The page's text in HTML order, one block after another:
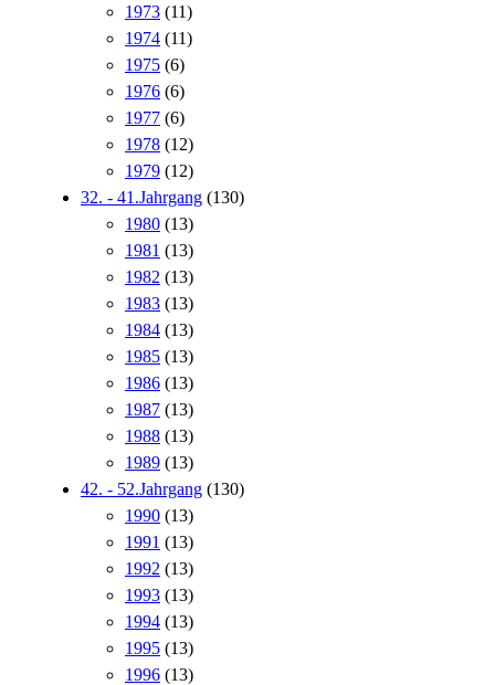
1973 (11)
1974 (11)
1975 (6)
1976 (6)
1977 (6)
1978 (12)
1979 (12)
32. - 41.Jahrgang (130)
1980 (13)
1981 (13)
1982 (13)
1983 (13)
1984 (13)
1985 (13)
1986 (13)
1987 (13)
1988 (13)
1989 (13)
42. - 52.Jahrgang (130)
1990 (13)
1991 (13)
1992 (13)
1993 (13)
1994 (13)
1995 (13)
1996 (13)